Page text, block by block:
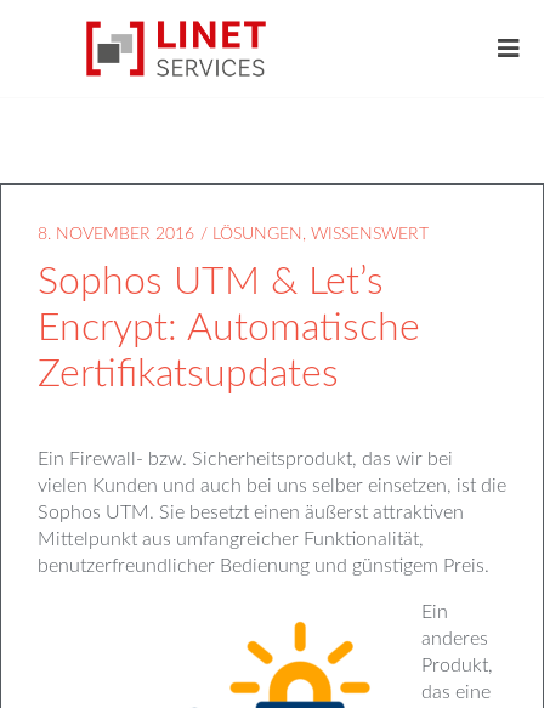
8. NOVEMBER 2016 / LÖSUNGEN , WISSENSWERT
Sophos UTM & Let’s
Encrypt: Automatische
Zertifikatsupdates
Ein Firewall- bzw. Sicherheitsprodukt, das wir bei
vielen Kunden und auch bei uns selber einsetzen, ist die
Sophos UTM. Sie besetzt einen äußerst attraktiven
Mittelpunkt aus umfangreicher Funktionalität,
benutzerfreundlicher Bedienung und günstigem Preis.
Ein
anderes
Produkt,
das eine